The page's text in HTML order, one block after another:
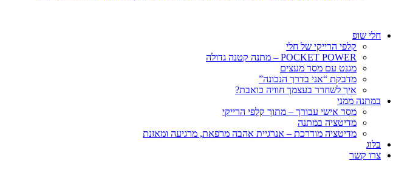
חלי שופ
קלפי הרייקי של חלי
POCKET POWER – מתנה קטנה גדולה
מגנט עם מסר מעצים
מדבקת “אני בדרך הנכונה”
איך לשחרר בעצמך חוויה כואבת?
במתנה ממני
מסר אישי עבורך – מתוך קלפי הרייקי
מדיטציה במתנה
מדיטציה מודרכת – אנרגיית אהבה מרפאת, מרגיעה ומאזנת
בלוג
צרו קשר